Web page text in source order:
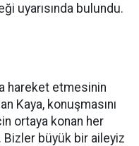
uyarısında bulundu.
hareket etmesinin
Kaya, konuşmasını
ortaya konan her
Bizler büyük bir aileyiz